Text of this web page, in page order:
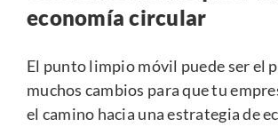
economía circular
El punto limpio móvil puede ser el
muchos cambios para que tu
el camino hacia una estrategia de